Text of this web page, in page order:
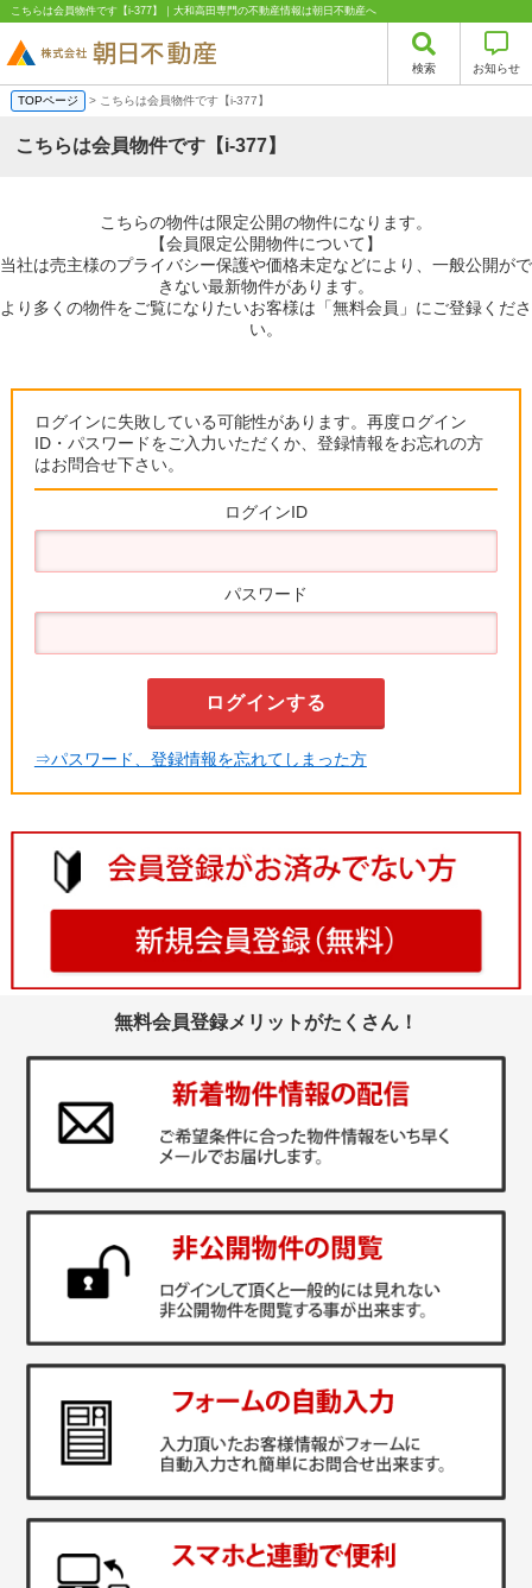
こちらは会員物件です【i-377】｜大和高田専門の不動産情報は朝日不動産へ
検索 お知らせ
TOPページ > こちらは会員物件です【i-377】
こちらは会員物件です【i-377】
こちらの物件は限定公開の物件になります。
【会員限定公開物件について】
当社は売主様のプライバシー保護や価格未定などにより、一般公開がで
きない最新物件があります。
より多くの物件をご覧になりたいお客様は「無料会員」にご登録くださ
い。
ログインに失敗している可能性があります。再度ログイン
ID・パスワードをご入力いただくか、登録情報をお忘れの方
はお問合せ下さい。
ログインID
パスワード
⇒パスワード、登録情報を忘れてしまった方
無料会員登録メリットがたくさん！